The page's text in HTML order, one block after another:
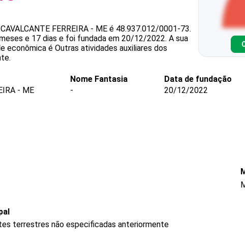
FERREIRA - ME é 48.937.012/0001-73.
e 17 dias e foi fundada em 20/12/2022. A sua
econômica é Outras atividades auxiliares dos
- ME
Nome Fantasia
-
Data de fundação
20/12/2022
terrestres não especificadas anteriormente